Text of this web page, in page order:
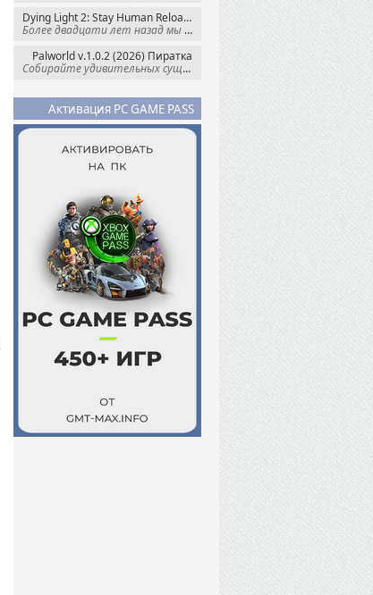
Dying Light 2: Stay Human Reloaded Edition v.1.28.3 + Все DLC (2022) RePack
Более двадцати лет назад мы пытались
Palworld v.1.0.2 (2026) Пиратка
Собирайте удивительных существ — Палов —
Активация PC GAME PASS